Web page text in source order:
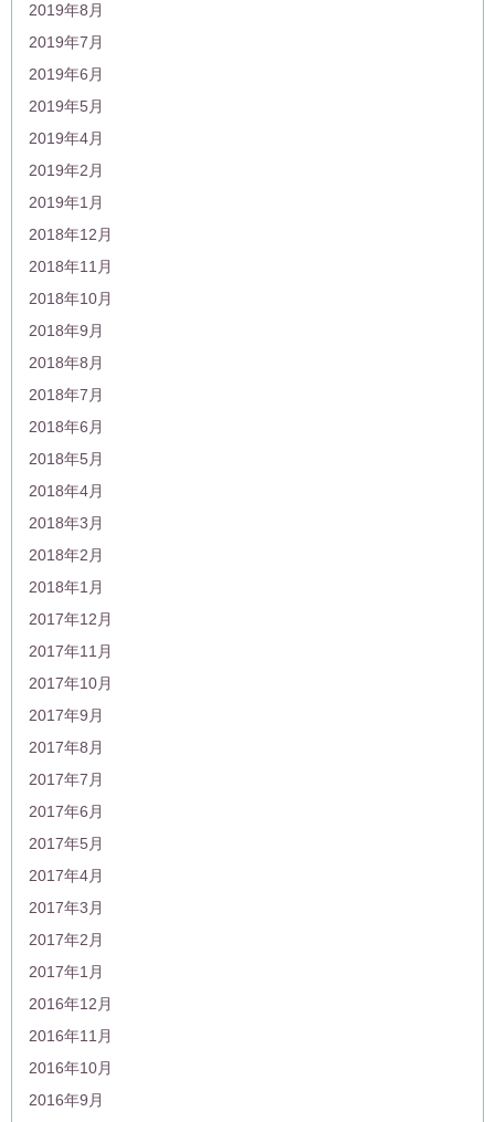
2019年8月
2019年7月
2019年6月
2019年5月
2019年4月
2019年2月
2019年1月
2018年12月
2018年11月
2018年10月
2018年9月
2018年8月
2018年7月
2018年6月
2018年5月
2018年4月
2018年3月
2018年2月
2018年1月
2017年12月
2017年11月
2017年10月
2017年9月
2017年8月
2017年7月
2017年6月
2017年5月
2017年4月
2017年3月
2017年2月
2017年1月
2016年12月
2016年11月
2016年10月
2016年9月